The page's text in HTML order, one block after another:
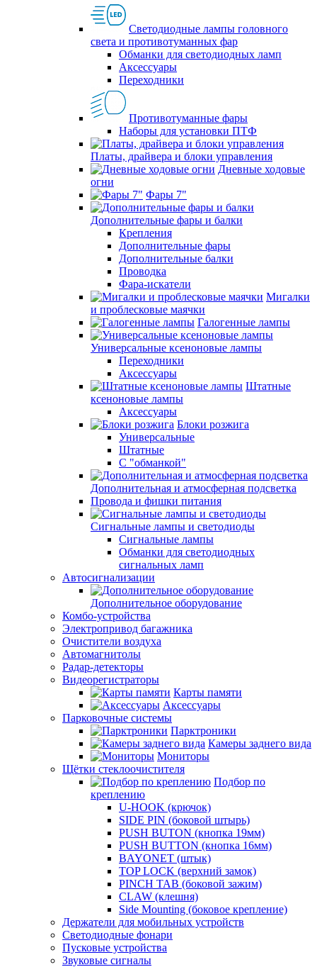
Светодиодные лампы головного
света и противотуманных фар
Обманки для светодиодных ламп
Аксессуары
Переходники
Противотуманные фары
Наборы для установки ПТФ
Платы, драйвера и блоки управления
Дневные ходовые
огни
Фары 7"
Дополнительные фары и балки
Крепления
Дополнительные фары
Дополнительные балки
Проводка
Фара-искатели
Мигалки
и проблесковые маячки
Галогенные лампы
Универсальные ксеноновые лампы
Переходники
Аксессуары
Штатные
ксеноновые лампы
Аксессуары
Блоки розжига
Универсальные
Штатные
С "обманкой"
Дополнительная и атмосферная подсветка
Провода и фишки питания
Cигнальные лампы и светодиоды
Сигнальные лампы
Обманки для светодиодных
сигнальных ламп
Автосигнализации
Дополнительное оборудование
Комбо-устройства
Электропривод багажника
Очистители воздуха
Автомагнитолы
Радар-детекторы
Видеорегистраторы
Карты памяти
Аксессуары
Парковочные системы
Парктроники
Камеры заднего вида
Мониторы
Щётки стеклоочистителя
Подбор по
креплению
U-HOOK (крючок)
SIDE PIN (боковой штырь)
PUSH BUTON (кнопка 19мм)
PUSH BUTTON (кнопка 16мм)
BAYONET (штык)
TOP LOCK (верхний замок)
PINCH TAB (боковой зажим)
CLAW (клешня)
Side Mounting (боковое крепление)
Держатели для мобильных устройств
Светодиодные фонари
Пусковые устройства
Звуковые сигналы